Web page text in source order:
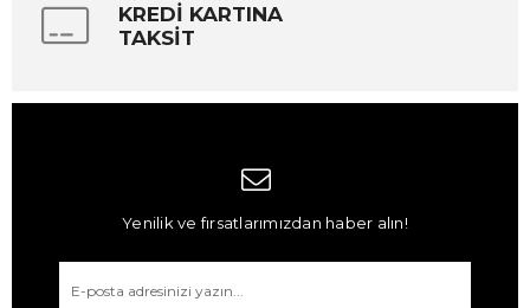
KREDİ KARTINA
TAKSİT
Yenilik ve fırsatlarımızdan haber alın!